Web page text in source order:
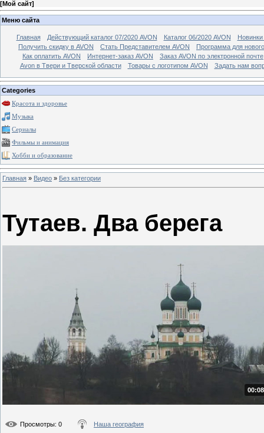
[Мой сайт]
Меню сайта
Главная Действующий каталог 07/2020 AVON Каталог 06/2020 AVON
Новинки
Получить скидку в AVON
Стать Представителем AVON
Программа для
Как оплатить AVON
Интернет-заказ AVON
Заказ AVON по электронной почте
Avon в Твери и Тверской области
Товары с логотипом AVON Задать нам
Categories
Красота и здоровье
Музыка
Сериалы
Фильмы и анимация
Хобби и образование
Главная » Видео » Без категории
Тутаев. Два берега
Просмотры: 0 Наша география